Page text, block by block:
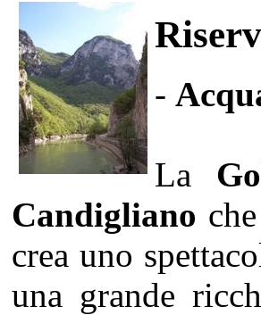
-
La
Candigliano
crea uno
una grande